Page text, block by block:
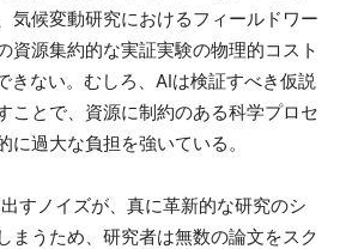
気候変動研究におけるフィールドワー
資源集約的な実証実験の物理的コスト
きない。むしろ、AIは検証すべき仮説
ことで、資源に制約のある科学プロセ
に過大な負担を強いている。
すノイズが、真に革新的な研究のシ
まうため、研究者は無数の論文をスク